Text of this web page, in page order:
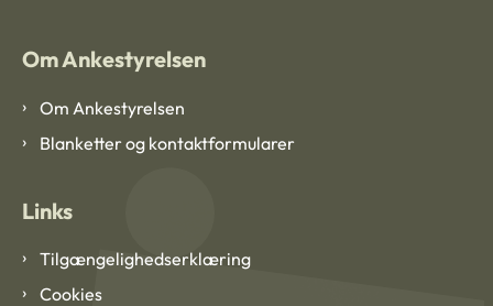
Om Ankestyrelsen
Om Ankestyrelsen
Blanketter og kontaktformularer
Links
Tilgængelighedserklæring
Cookies